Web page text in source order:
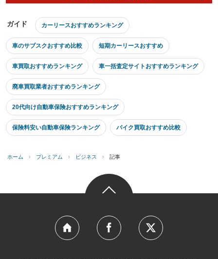
ガイド カーリースおすすめランキング
車のサブスクおすすめ比較 短期カーリースおすすめ
車買取おすすめランキング 車一括査定サイトおすすめランキング
廃車買取業者おすすめランキング
20代向け自動車保険おすすめランキング
保険料安い自動車保険ランキング バイク買取おすすめ比較
ホーム › プレミアム › ビジネス › 記事